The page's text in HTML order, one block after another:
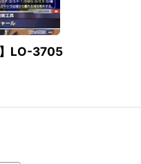
】LO-3705